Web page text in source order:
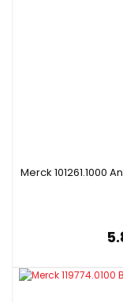
Merck 101261.1000